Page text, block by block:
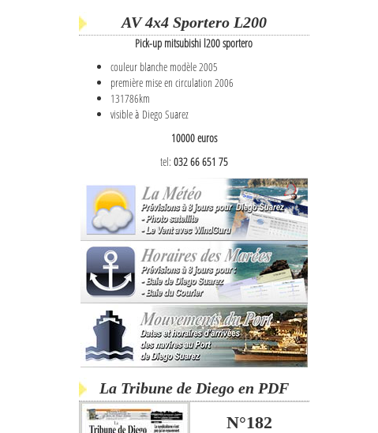
AV 4x4 Sportero L200
Pick-up mitsubishi l200 sportero
couleur blanche modèle 2005
première mise en circulation 2006
131786km
visible à Diego Suarez
10000 euros
tel: 032 66 651 75
La Tribune de Diego en PDF
N°182